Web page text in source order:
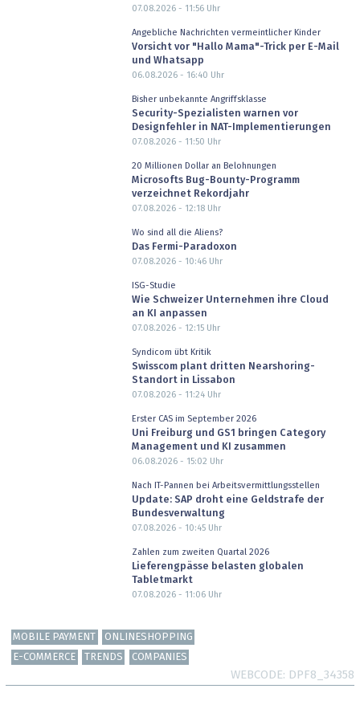
07.08.2026 - 11:56Uhr
Angebliche Nachrichten vermeintlicher Kinder
Vorsicht vor "Hallo Mama"-Trick per E-Mail
und Whatsapp
06.08.2026 - 16:40 Uhr
Bisher unbekannte Angriffsklasse
Security-Spezialisten warnen vor
Designfehler in NAT-Implementierungen
07.08.2026 - 11:50 Uhr
20 Millionen Dollar an Belohnungen
Microsofts Bug-Bounty-Programm
verzeichnet Rekordjahr
07.08.2026 - 12:18Uhr
Wo sind all die Aliens?
Das Fermi-Paradoxon
07.08.2026 - 10:46Uhr
ISG-Studie
Wie Schweizer Unternehmen ihre Cloud
an KI anpassen
07.08.2026 - 12:15Uhr
Syndicom übt Kritik
Swisscom plant dritten Nearshoring-
Standort in Lissabon
07.08.2026 - 11:24Uhr
Erster CAS im September 2026
Uni Freiburg und GS1 bringen Category
Management und KI zusammen
06.08.2026 - 15:02 Uhr
Nach IT-Pannen bei Arbeitsvermittlungsstellen
Update: SAP droht eine Geldstrafe der
Bundesverwaltung
07.08.2026 - 10:45Uhr
Zahlen zum zweiten Quartal 2026
Lieferengpässe belasten globalen
Tabletmarkt
07.08.2026 - 11:06Uhr
MOBILE PAYMENT
ONLINESHOPPING
E-COMMERCE
TRENDS COMPANIES
WEBCODE DPF8_34358